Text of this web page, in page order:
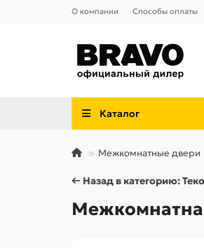
О компании Способы оплаты
Каталог
Межкомнатные двери
← Назад в категорию: